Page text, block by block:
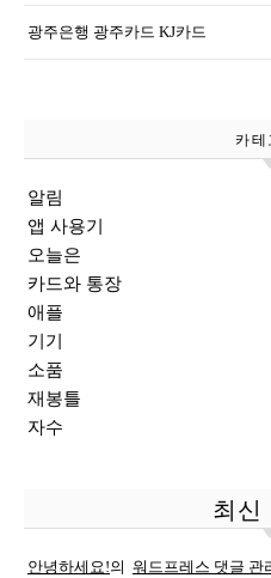
광주은행 광주카드 KJ카드
카테
알림
앱 사용기
오늘은
카드와 통장
애플
기기
소품
재봉틀
자수
최신
안녕하세요!의 워드프레스 댓글 관